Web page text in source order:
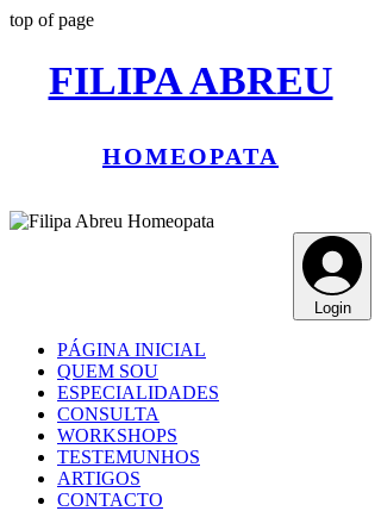
top of page
FILIPA ABREU
HOMEOPATA
Login
PÁGINA INICIAL
QUEM SOU
ESPECIALIDADES
CONSULTA
WORKSHOPS
TESTEMUNHOS
ARTIGOS
CONTACTO